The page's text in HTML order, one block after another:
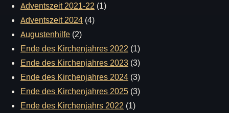
Adventszeit 2021-22 (1)
Adventszeit 2024 (4)
Augustenhilfe (2)
Ende des Kirchenjahres 2022 (1)
Ende des Kirchenjahres 2023 (3)
Ende des Kirchenjahres 2024 (3)
Ende des Kirchenjahres 2025 (3)
Ende des Kirchenjahrs 2022 (1)